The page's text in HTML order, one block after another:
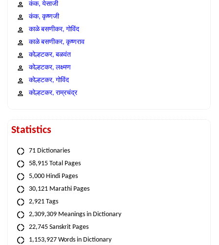
कंक, येसाजी
कंक, कृष्णजी
काळे बसणीकर, गोविंद
काळे बसणीकर, कृष्णराव
कोल्हटकर, बळवंत
कोल्हटकर, लक्ष्मण
कोल्हटकर, गोविंद
कोल्हटकर, राम्रचंद्र
Statistics
71 Dictionaries
58,915 Total Pages
5,000 Hindi Pages
30,121 Marathi Pages
2,921 Tags
2,309,309 Meanings in Dictionary
22,745 Sanskrit Pages
1,153,927 Words in Dictionary